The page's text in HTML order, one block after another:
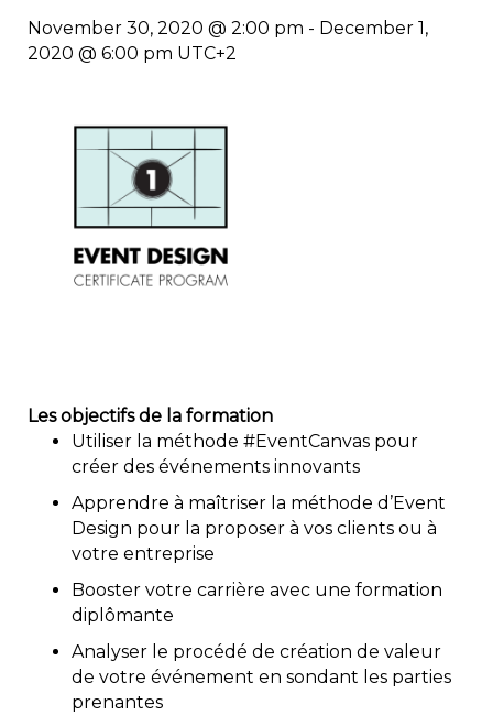
November 30, 2020 @ 2:00 pm - December 1,
2020 @ 6:00 pm UTC+2
Les objectifs de la formation
Utiliser la méthode #EventCanvas pour
créer des événements innovants
Apprendre à maîtriser la méthode d’Event
Design pour la proposer à vos clients ou à
votre entreprise
Booster votre carrière avec une formation
diplômante
Analyser le procédé de création de valeur
de votre événement en sondant les parties
prenantes